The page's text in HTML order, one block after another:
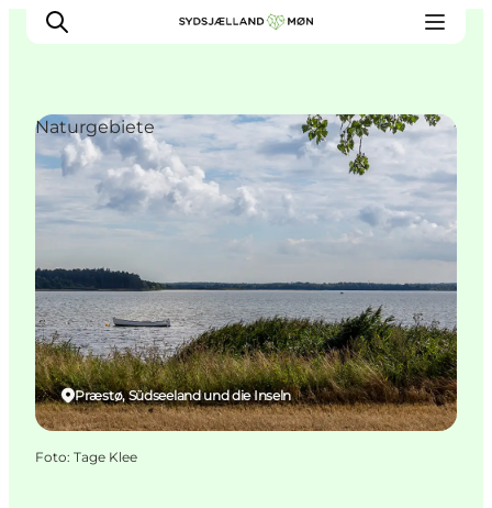
Erleben
Städte und Orte
Essen
Unterkunft
Reise planen
Præstø, Südseeland und die Inseln
Naturgebiete
Foto: Tage Klee